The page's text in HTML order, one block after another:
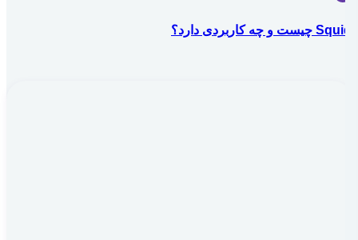
Squid چیست و چه کاربردی دارد؟